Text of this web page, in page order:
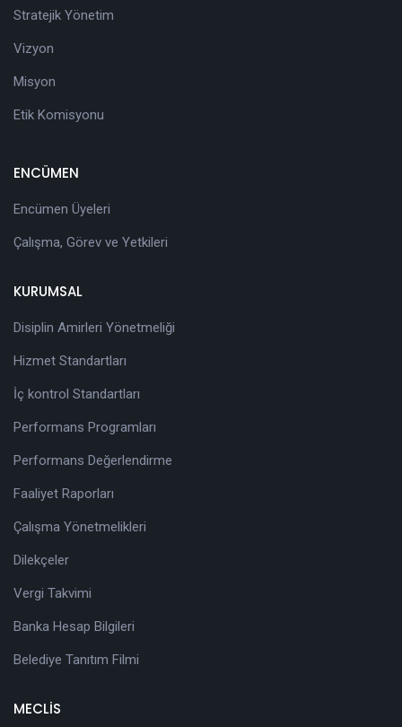
Stratejik Yönetim
Vizyon
Misyon
Etik Komisyonu
ENCÜMEN
Encümen Üyeleri
Çalışma, Görev ve Yetkileri
KURUMSAL
Disiplin Amirleri Yönetmeliği
Hizmet Standartları
İç kontrol Standartları
Performans Programları
Performans Değerlendirme
Faaliyet Raporları
Çalışma Yönetmelikleri
Dilekçeler
Vergi Takvimi
Banka Hesap Bilgileri
Belediye Tanıtım Filmi
MECLİS